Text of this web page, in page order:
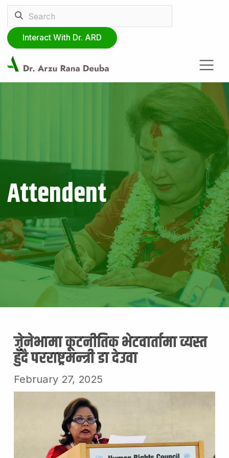
Interact With Dr. ARD
Attendent
जेनेभामा कूटनीतिक भेटवार्तामा व्यस्त
हुँदै परराष्ट्रमन्त्री डा देउवा
February 27, 2025